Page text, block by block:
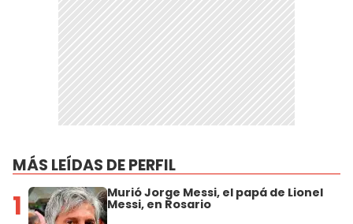
MÁS LEÍDAS DE PERFIL
1 Murió Jorge Messi, el papá de Lionel
Messi, en Rosario